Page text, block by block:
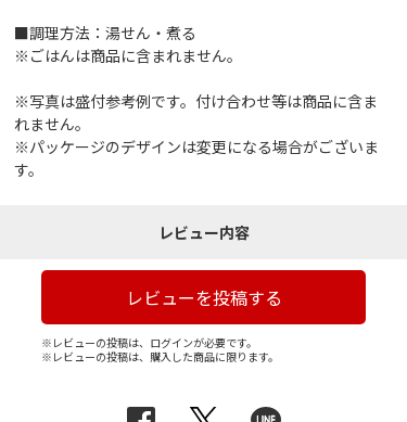
■調理方法：湯せん・煮る
※ごはんは商品に含まれません。
※写真は盛付参考例です。付け合わせ等は商品に含ま
れません。
※パッケージのデザインは変更になる場合がございま
す。
レビュー内容
レビューを投稿する
※レビューの投稿は、ログインが必要です。
※レビューの投稿は、購入した商品に限ります。